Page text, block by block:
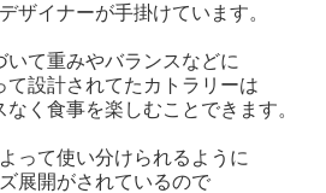
ザイナーが手掛けています。
いて重みやバランスなどに
て設計されてたカトラリーは
く食事を楽しむことできます。
って使い分けられるように
展開がされているので